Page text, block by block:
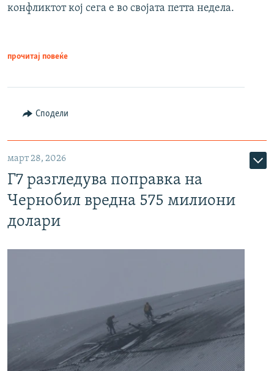
конфликтот кој сега е во својата петта недела.
прочитај повеќе
Сподели
март 28, 2026
Г7 разгледува поправка на
Чернобил вредна 575 милиони
долари